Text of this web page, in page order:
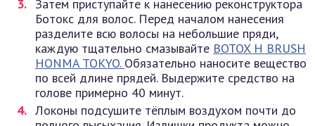
Затем приступайте к нанесению реконструктора
Ботокс для волос. Перед началом нанесения
разделите всю волосы на небольшие пряди,
каждую тщательно смазывайте BOTOX H BRUSH
HONMA TOKYO. Обязательно наносите вещество
по всей длине прядей. Выдержите средство на
голове примерно 40 минут.
Локоны подсушите тёплым воздухом почти до